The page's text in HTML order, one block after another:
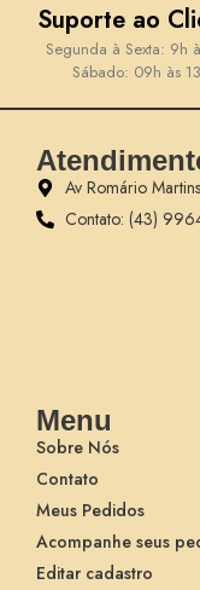
Suporte ao
Segunda à Sexta: 9h
Sábado: 09h às
Av Romário
Contato: (43)
Menu
Sobre Nós
Contato
Meus Pedidos
Acompanhe seus
Editar cadastro